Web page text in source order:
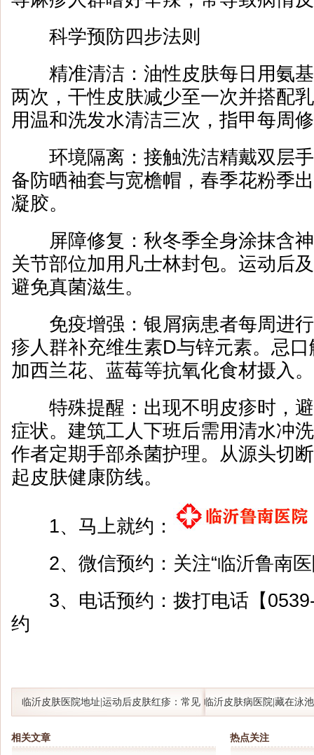
科学预防四步法则
精准清洁：油性皮肤每日用氨基
两次，干性皮肤减少至一次并搭配
用温和洗发水清洁三次，指甲每周
环境隔离：接触洗洁精戴双层手
备防晒袖套与宽檐帽，春季花粉季
凝胶。
屏障修复：秋冬季全身涂抹含神
关节部位加用凡士林封包。运动后
避免真菌滋生。
免疫增强：银屑病患者每周进行
疹人群补充维生素D与锌元素。忌
加西兰花、蓝莓等抗氧化食材摄入。
特殊提醒：出现不明皮疹时，避
症状。建筑工人下班后需用清水冲
作者定期手部杀菌护理。从源头切
起皮肤健康防线。
1、马上就约：
2、微信预约：关注“临沂鲁南医
3、电话预约：拨打电话【
约
临沂皮肤医院地址|运动后皮肤红疹：常见
诱因与应对方法
临沂皮肤病医院|藏在泳
游泳池肉芽肿与毛囊炎
相关文章 热点关注